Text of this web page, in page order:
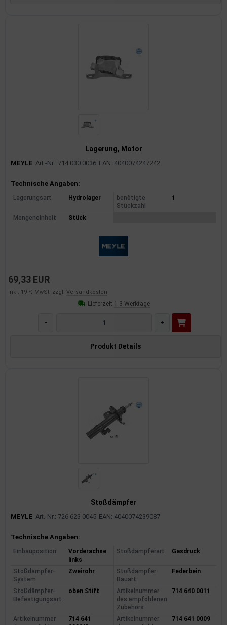
Lagerung, Motor
MEYLE Art.-Nr.: 714 030 0036 EAN: 4040074247242
Produktinformationen
Technische Angaben:
Lagerungsart Hydrolager
benötigte
Stückzahl
1
Mengeneinheit Stück
69,33 EUR
inkl. 19 % MwSt. zzgl. Versandkosten
Lieferzeit:1-3 Werktage
- +
Produkt Details
Stoßdämpfer
MEYLE Art.-Nr.: 726 623 0045 EAN: 4040074239087
Produktinformationen
Technische Angaben:
Einbauposition
Vorderachse
links
Stoßdämpferart Gasdruck
Stoßdämpfer-
System
Zweirohr
Stoßdämpfer-
Bauart
Federbein
Stoßdämpfer-
Befestigungsart
oben Stift
Artikelnummer
des empfohlenen
Zubehörs
714 640 0011
Artikelnummer
714 641
Artikelnummer
714 641 0009